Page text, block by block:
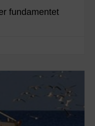
fundamentet